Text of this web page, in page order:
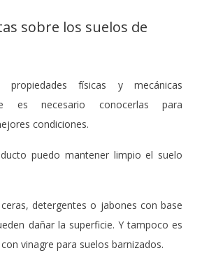
sobre los suelos de
físicas y mecánicas
es necesario conocerlas para
condiciones.
puedo mantener limpio el suelo
detergentes o jabones con base
dañar la superficie. Y tampoco es
vinagre para suelos barnizados.